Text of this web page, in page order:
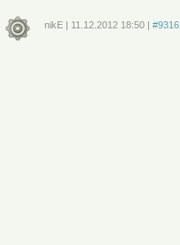
nikE| 11.12.2012 18:50| #9316